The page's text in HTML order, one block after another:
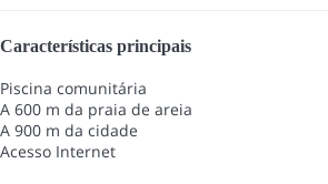
Características principais
Piscina comunitária
A 600 m da praia de areia
A 900 m da cidade
Acesso Internet